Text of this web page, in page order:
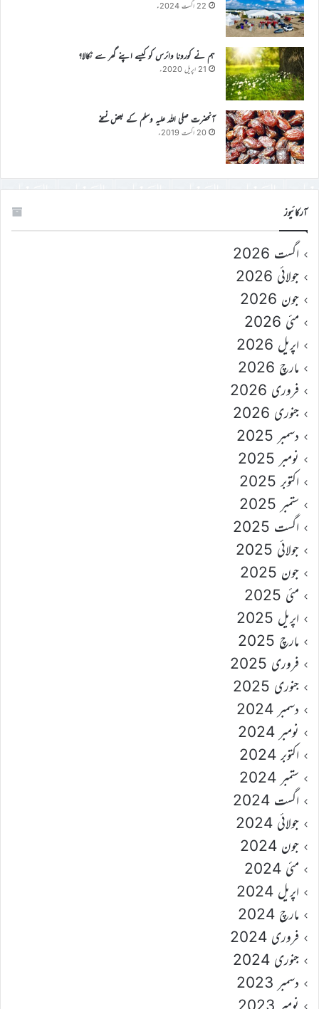
22 اگست 2024ء
ہم نے کورونا وائرس کو کیسے اپنے گھر سے نکالا؟
21 اپریل 2020ء
آنحضرت صلی اللہ علیہ وسلم کے بعض نسخے
20 اگست 2019ء
آرکائیوز
اگست 2026
جولائی 2026
جون 2026
مئی 2026
اپریل 2026
مارچ 2026
فروری 2026
جنوری 2026
دسمبر 2025
نومبر 2025
اکتوبر 2025
ستمبر 2025
اگست 2025
جولائی 2025
جون 2025
مئی 2025
اپریل 2025
مارچ 2025
فروری 2025
جنوری 2025
دسمبر 2024
نومبر 2024
اکتوبر 2024
ستمبر 2024
اگست 2024
جولائی 2024
جون 2024
مئی 2024
اپریل 2024
مارچ 2024
فروری 2024
جنوری 2024
دسمبر 2023
نومبر 2023